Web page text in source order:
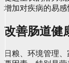
增加对疾病的易感
改善肠道健
日粮、环境管理